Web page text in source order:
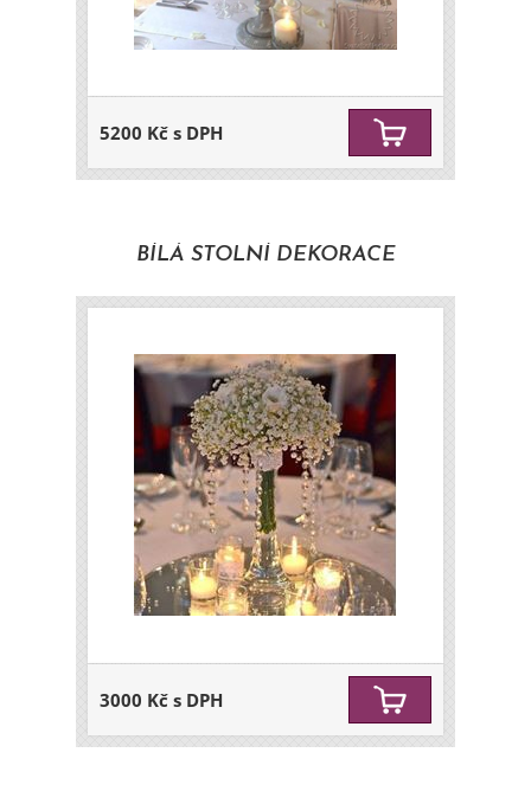
5200 Kč s DPH
BÍLÁ STOLNÍ DEKORACE
3000 Kč s DPH